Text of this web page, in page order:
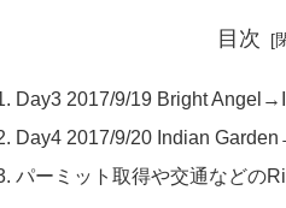
目次
Day3 2017/9/19 Bright
Day4 2017/9/20 Indian
パーミット取得や交通などの